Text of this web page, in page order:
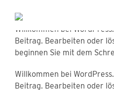
Willkommen bei
Beitrag. Bearbeiten oder
beginnen Sie mit dem
Willkommen bei
Beitrag. Bearbeiten oder